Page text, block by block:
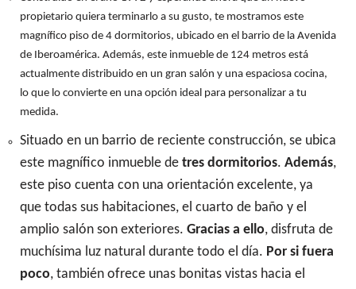
propietario quiera terminarlo a su gusto, te mostramos este
magnífico piso de 4 dormitorios, ubicado en el barrio de la Avenida
de Iberoamérica. Además, este inmueble de 124 metros está
actualmente distribuido en un gran salón y una espaciosa cocina,
lo que lo convierte en una opción ideal para personalizar a tu
medida.
Situado en un barrio de reciente construcción, se ubica
este magnífico inmueble de tres dormitorios. Además,
este piso cuenta con una orientación excelente, ya
que todas sus habitaciones, el cuarto de baño y el
amplio salón son exteriores. Gracias a ello, disfruta de
muchísima luz natural durante todo el día. Por si fuera
poco, también ofrece unas bonitas vistas hacia el